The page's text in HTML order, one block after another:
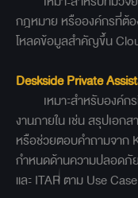
กฎหมาย หรือองค์กรที่ต้อ
โหลดข้อมูลสำคัญขึ้น
Deskside Private
เหมาะสำหรับองค์กร
งานภายใน เช่น สรุปเอก
หรือช่วยตอบคำถามจาก
กำหนดด้านความปลอดภั
และ ITAR ตาม Use